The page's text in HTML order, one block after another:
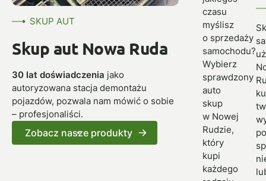
SKUP AUT
Skup aut Nowa Ruda
30 lat doświadczenia jako
autoryzowana stacja demontażu
pojazdów, pozwala nam mówić o sobie
– profesjonaliści.
Zobacz nasze produkty
czasu
myślisz
o sprzedaży
samochodu?
Wybierz
sprawdzony
auto
skup
w Nowej
Rudzie,
który
kupi
każdego